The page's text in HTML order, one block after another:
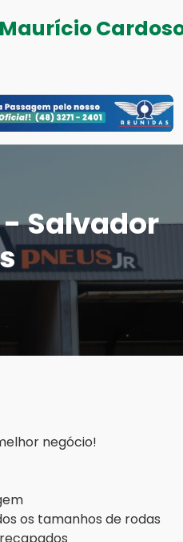
Salvador
negócio!
os tamanhos de rodas